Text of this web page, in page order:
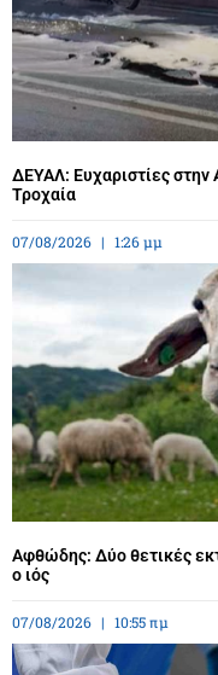
ΔΕΥΑΛ: Ευχαριστίες στην
Τροχαία
07/08/2026 1:26 μμ
Αφθώδης: Δύο θετικές
ο ιός
07/08/2026 10:55 πμ